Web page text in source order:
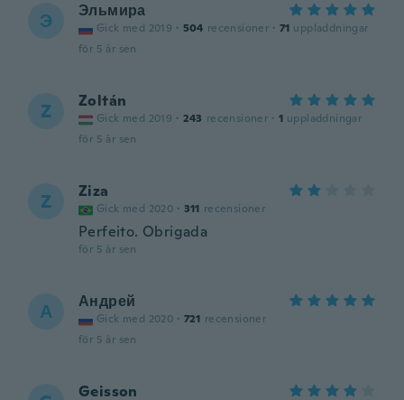
Э Эльмира
Gick med 2019 · 504 recensioner · 71 uppladdningar
för 5 år sen
Z Zoltán
Gick med 2019 · 243 recensioner · 1 uppladdningar
för 5 år sen
Z Ziza
Gick med 2020 · 311 recensioner
Perfeito. Obrigada
för 5 år sen
А Андрей
Gick med 2020 · 721 recensioner
för 5 år sen
Geisson